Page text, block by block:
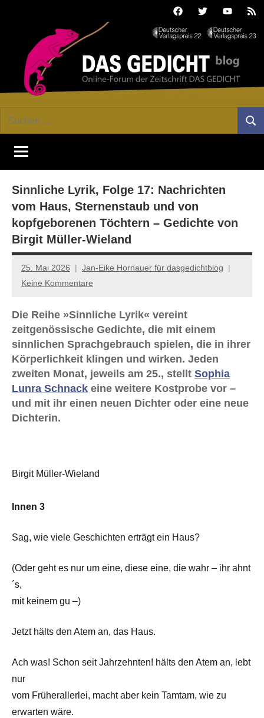
FacebookTwitterYoutube
GEDICHT
blog
Forum
von
DAS
Lyrik,
Essay
Kritik
Suchen
Sinnliche Lyrik, Folge 17: Nachrichten
vom Haus, Sternenstaub und von
kopfgeborenen Töchtern – Gedichte von
Birgit Müller-Wieland
25. Mai 2026
Jan-Eike Hornauer für dasgedichtblog
Keine Kommentare
Die Reihe »Sinnliche Lyrik« vereint
zeitgenössische Gedichte, die mit einem
sinnlichen Sprachgebrauch spielen, die in ihrer
Körperlichkeit klingen und wirken. Jeden
zweiten Monat, jeweils am 25., stellt Sophia
Lunra Schnack eine weitere Kostprobe vor –
und mit ihr einen neuen Dichter oder eine neue
Dichterin.
Birgit Müller-Wieland
Innen 3
Sag, wie viele Geschichten erträgt ein Haus?
(Oder geht es nur um eine, diese eine, die wahr – ihr ahnt
´s,
mit keinem gu –)
Jetzt hälts den Atem an, das Haus.
Ach was! Schon seit Jahrzehnten! hälts den Atem an, lebt
nur
vom Früherallerlei, macht aber kein Tamtam, wie zu
erwarten wäre.